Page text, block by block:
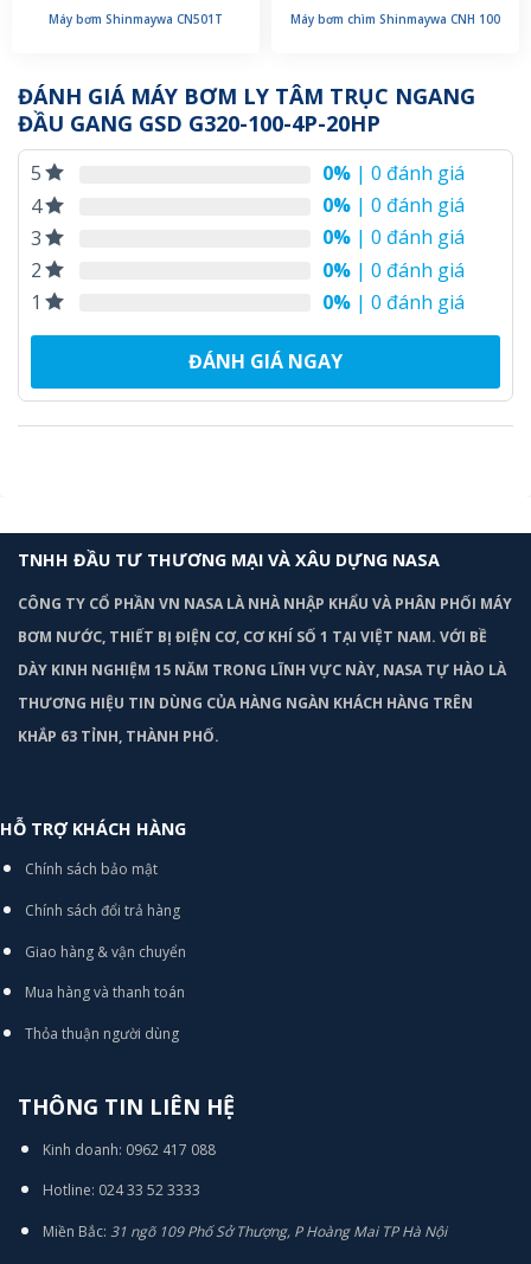
Máy bơm Shinmaywa CN501T Máy bơm chìm Shinmaywa CNH 100
ĐÁNH GIÁ MÁY BƠM LY TÂM TRỤC NGANG
ĐẦU GANG GSD G320-100-4P-20HP
5 0% | 0 đánh giá
4
0% | 0 đánh giá
3
0% | 0 đánh giá
2
0% | 0 đánh giá
1
0% | 0 đánh giá
ĐÁNH GIÁ NGAY
TNHH ĐẦU TƯ THƯƠNG MẠI VÀ XÂU DỰNG NASA
CÔNG TY CỔ PHẦN VN NASA LÀ NHÀ NHẬP KHẨU VÀ PHÂN PHỐI MÁY
BƠM NƯỚC, THIẾT BỊ ĐIỆN CƠ, CƠ KHÍ SỐ 1 TẠI VIỆT NAM. VỚI BỀ
DÀY KINH NGHIỆM 15 NĂM TRONG LĨNH VỰC NÀY, NASA TỰ HÀO LÀ
THƯƠNG HIỆU TIN DÙNG CỦA HÀNG NGÀN KHÁCH HÀNG TRÊN
KHẮP 63 TỈNH, THÀNH PHỐ.
HỖ TRỢ KHÁCH HÀNG
Chính sách bảo mật
Chính sách đổi trả hàng
Giao hàng & vận chuyển
Mua hàng và thanh toán
Thỏa thuận người dùng
THÔNG TIN LIÊN HỆ
Kinh doanh: 0962 417 088
Hotline: 024 33 52 3333
Miền Bắc: 31 ngõ 109 Phố Sở Thượng, P Hoàng Mai TP Hà Nội